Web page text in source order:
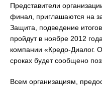
Представители
финал, приглашаются на
Защита, подведение
пройдут в ноябре 2012
компании «Кредо-Диалог.
сроках будет сообщено
Всем организациям,